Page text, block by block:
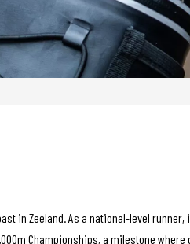
in Zeeland. As a national-level runner,
Championships, a milestone where